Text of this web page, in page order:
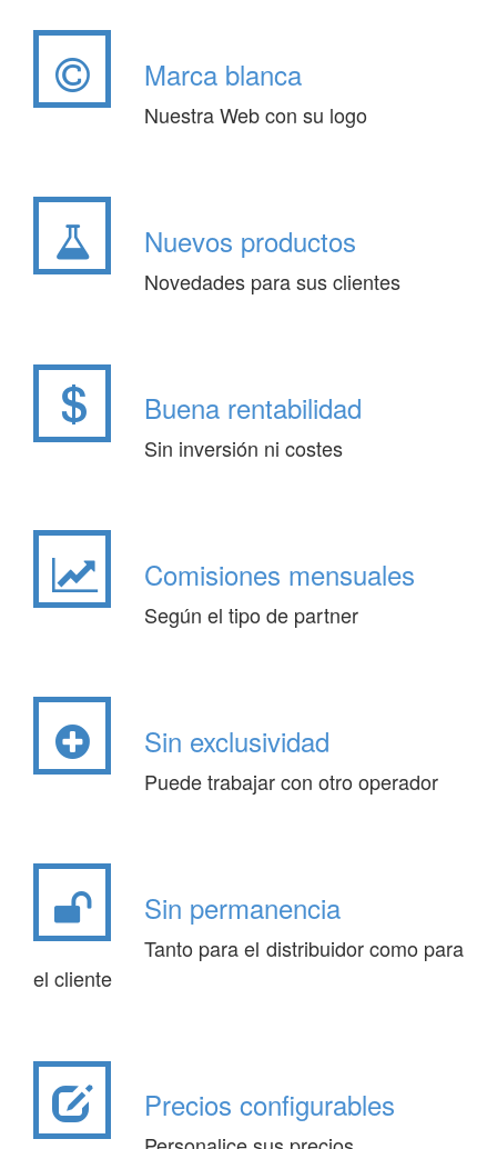
Marca blanca
Nuestra Web con su logo
Nuevos productos
Novedades para sus clientes
Buena rentabilidad
Sin inversión ni costes
Comisiones mensuales
Según el tipo de partner
Sin exclusividad
Puede trabajar con otro operador
Sin permanencia
Tanto para el distribuidor como para
el cliente
Precios configurables